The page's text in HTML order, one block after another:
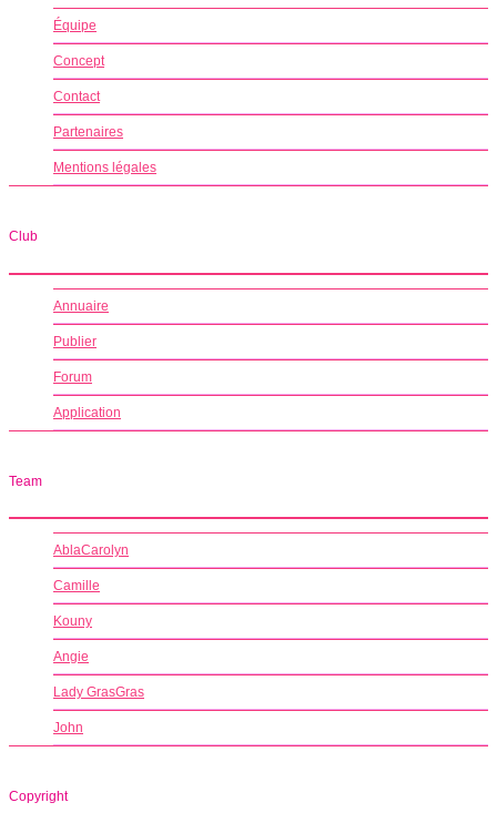
Équipe
Concept
Contact
Partenaires
Mentions légales
Club
Annuaire
Publier
Forum
Application
Team
AblaCarolyn
Camille
Kouny
Angie
Lady GrasGras
John
Copyright